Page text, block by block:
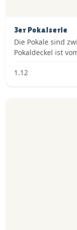
3er Pokalserie
Die Pokale sind
Pokaldeckel ist
1.12